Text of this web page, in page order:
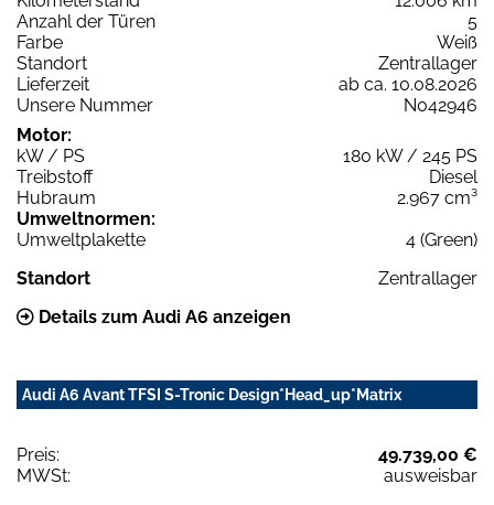
Anzahl der Türen
5
Farbe
Weiß
Standort
Zentrallager
Lieferzeit
ab ca. 10.08.2026
Unsere Nummer
N042946
Motor:
kW / PS
180 kW / 245 PS
Treibstoff
Diesel
Hubraum
2.967 cm³
Umweltnormen:
Umweltplakette
4 (Green)
Standort
Zentrallager
Details zum Audi A6 anzeigen
Audi A6 Avant TFSI S-Tronic Design*Head_up*Matrix
Preis:
49.739,00 €
MWSt:
ausweisbar